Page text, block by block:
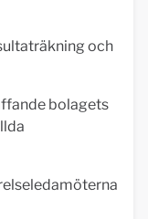
och
bolagets